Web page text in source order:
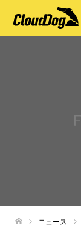
ニュース